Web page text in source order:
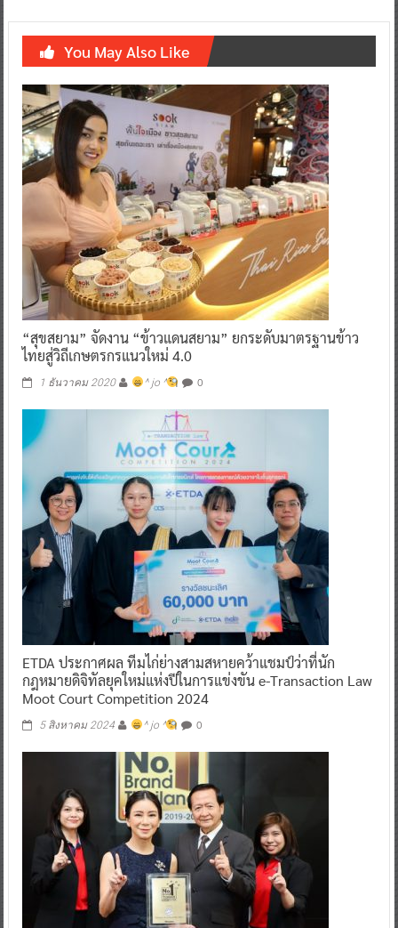
You May Also Like
“สุขสยาม” จัดงาน “ข้าวแดนสยาม” ยกระดับมาตรฐานข้าว
ไทยสู่วิถีเกษตรกรแนวใหม่ 4.0
1 ธันวาคม 2020 ^ jo ^ 0
ETDA ประกาศผล ทีมไก่ย่างสามสหายคว้าแชมป์ว่าที่นัก
กฎหมายดิจิทัลยุคใหม่แห่งปีในการแข่งขัน e-Transaction Law
Moot Court Competition 2024
5 สิงหาคม 2024 ^ jo ^ 0